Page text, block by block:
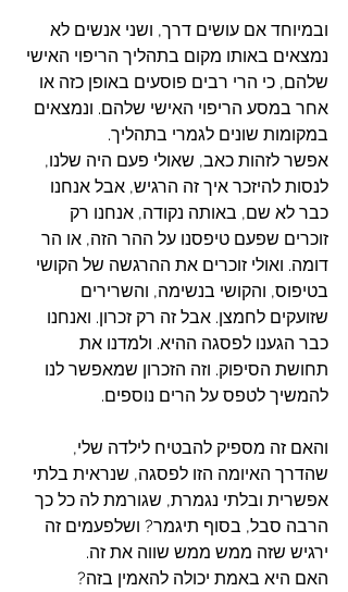
ובמיוחד אם עושים דרך, ושני אנשים לא
נמצאים באותו מקום בתהליך הריפוי האישי
שלהם, כי הרי רבים פוסעים באופן כזה או
אחר במסע הריפוי האישי שלהם. ונמצאים
במקומות שונים לגמרי בתהליך.
אפשר לזהות כאב, שאולי פעם היה שלנו,
לנסות להיזכר איך זה הרגיש, אבל אנחנו
כבר לא שם, באותה נקודה, אנחנו רק
זוכרים שפעם טיפסנו על ההר הזה, או הר
דומה. ואולי זוכרים את ההרגשה של הקושי
בטיפוס, והקושי בנשימה, והשרירים
שזועקים לחמצן. אבל זה רק זכרון. ואנחנו
כבר הגענו לפסגה ההיא. ולמדנו את
תחושת הסיפוק. וזה הזכרון שמאפשר לנו
להמשיך לטפס על הרים נוספים.
והאם זה מספיק להבטיח לילדה שלי,
שהדרך האיומה הזו לפסגה, שנראית בלתי
אפשרית ובלתי נגמרת, שגורמת לה כל כך
הרבה סבל, בסוף תיגמר? ושלפעמים זה
ירגיש שזה ממש ממש שווה את זה.
האם היא באמת יכולה להאמין בזה?